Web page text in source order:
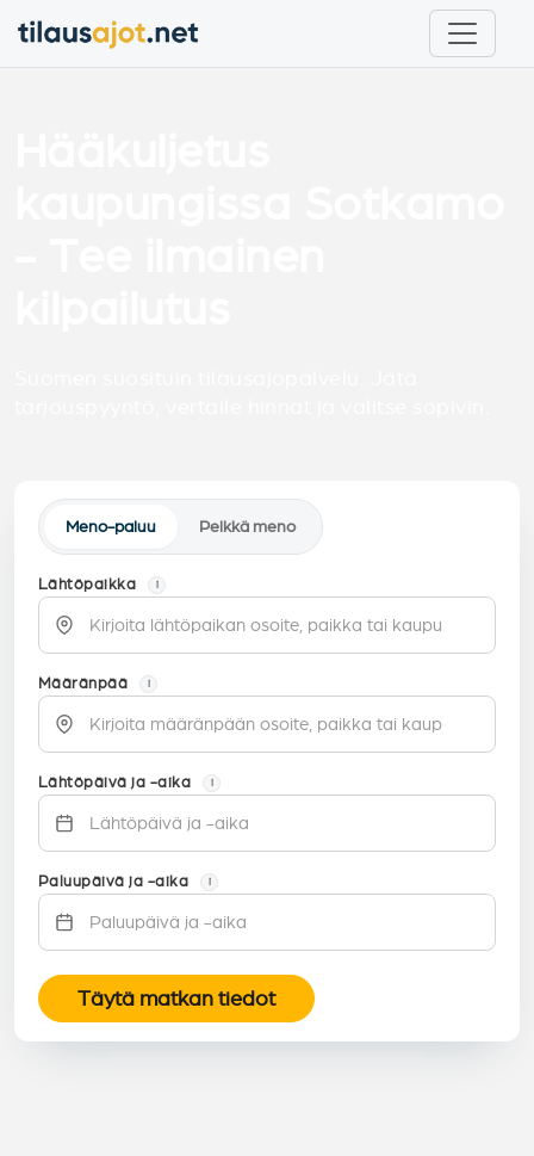
Meno-paluu Pelkkä meno
Lähtöpaikka i
Määränpää i
Lähtöpäivä ja -aika i
Paluupäivä ja -aika i
Täytä matkan tiedot